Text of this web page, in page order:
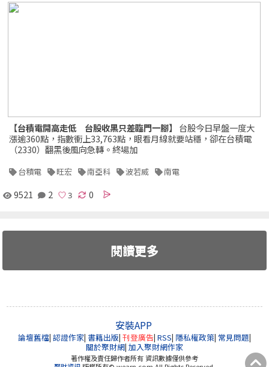
【台積電開高走低 台股收黑只差臨門一腳】
台股今日早盤一度大
漲逾360點，指數衝上33,763點，眼看月線就要站穩，卻在台積電
（2330）翻黑後風向急轉。終場加
台積電 旺宏 南亞科 波若威 南電
9521 2 0
閱讀更多
安裝APP
論壇舊檔| 認證作家| 書籍出版| 刊登廣告| RSS| 隱私權政策| 常見問題|
關於聚財網| 加入聚財網作家
著作權及責任歸作者所有 資訊數據僅供參考